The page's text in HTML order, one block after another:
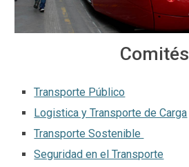
Comités
Transporte Público
Logistica y Transporte de Carga
Transporte Sostenible
Seguridad en el Transporte